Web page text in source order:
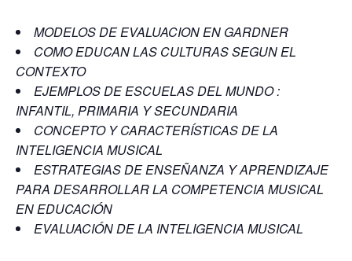
MODELOS DE EVALUACION EN GARDNER
COMO EDUCAN LAS CULTURAS SEGUN EL
CONTEXTO
EJEMPLOS DE ESCUELAS DEL MUNDO :
INFANTIL, PRIMARIA Y SECUNDARIA
CONCEPTO Y CARACTERÍSTICAS DE LA
INTELIGENCIA MUSICAL
ESTRATEGIAS DE ENSEÑANZA Y APRENDIZAJE
PARA DESARROLLAR LA COMPETENCIA MUSICAL
EN EDUCACIÓN
EVALUACIÓN DE LA INTELIGENCIA MUSICAL